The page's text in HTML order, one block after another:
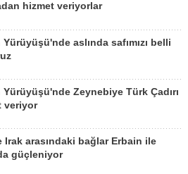
hizmet veriyorlar
Yürüyüşü'nde aslında safımızı belli
Yürüyüşü'nde Zeynebiye Türk Çadırı
veriyor
Irak arasındaki bağlar Erbain ile
güçleniyor